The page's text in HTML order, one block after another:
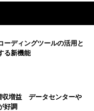
ーディングツールの活用と
る新機能
収増益 データセンターや
好調